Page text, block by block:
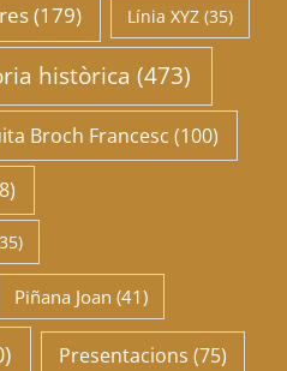
(179) Línia XYZ (35)
històrica (473)
Broch Francesc (100)
Piñana Joan (41)
Presentacions (75)